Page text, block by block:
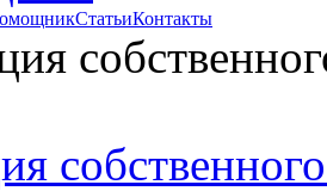
СтатьиКонтакты